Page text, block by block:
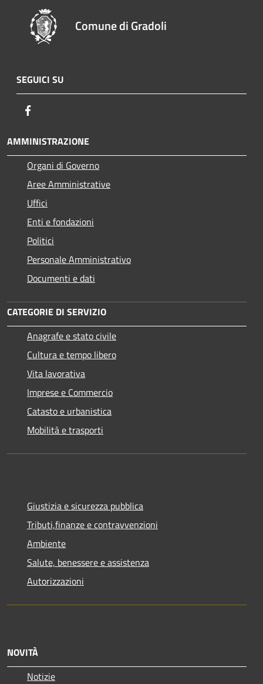
Comune di Gradoli
SEGUICI SU
AMMINISTRAZIONE
Organi di Governo
Aree Amministrative
Uffici
Enti e fondazioni
Politici
Personale Amministrativo
Documenti e dati
CATEGORIE DI SERVIZIO
Anagrafe e stato civile
Cultura e tempo libero
Vita lavorativa
Imprese e Commercio
Catasto e urbanistica
Mobilità e trasporti
Giustizia e sicurezza pubblica
Tributi,finanze e contravvenzioni
Ambiente
Salute, benessere e assistenza
Autorizzazioni
NOVITÀ
Notizie